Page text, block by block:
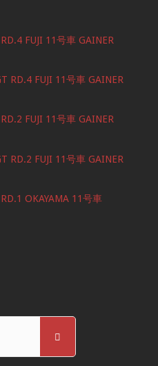
FUJI 11号車 GAINER
RD.4 FUJI 11号車 GAINER
FUJI 11号車 GAINER
RD.2 FUJI 11号車 GAINER
OKAYAMA 11号車
対
検